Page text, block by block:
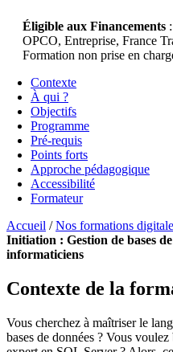
Éligible aux Financements :
OPCO, Entreprise, France
Formation non prise en
Contexte
À qui ?
Objectifs
Programme
Pré-requis
Points forts
Approche pédagogique
Accessibilité
Formateur
Accueil /Nos formations
Initiation : Gestion de bases
informaticiens
Contexte de la
Vous cherchez à maîtriser le
bases de données ? Vous